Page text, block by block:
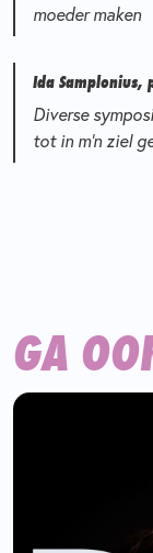
moeder maken
Ida Samplonius,
Diverse
tot in m’n ziel
GA